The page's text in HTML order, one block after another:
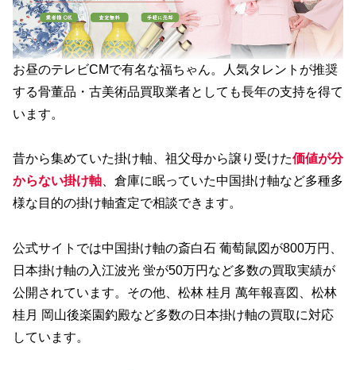
お昼のテレビCMで有名な福ちゃん。人気タレントが推奨
する骨董品・古美術品買取業者としても長年の支持を得て
います。
昔から集めていた掛け軸、祖父母から譲り受けた価値が分
からない掛け軸、倉庫に眠っていた中国掛け軸など多種多
様な目的の掛け軸査定で相談できます。
公式サイトでは中国掛け軸の斎白石 葡萄鼠図が800万円、
日本掛け軸の入江波光 蛍が50万円など多数の買取実績が
公開されています。その他、松林 桂月 萬年報喜図、松林
桂月 岡山後楽園釣殿など多数の日本掛け軸の買取に対応
しています。